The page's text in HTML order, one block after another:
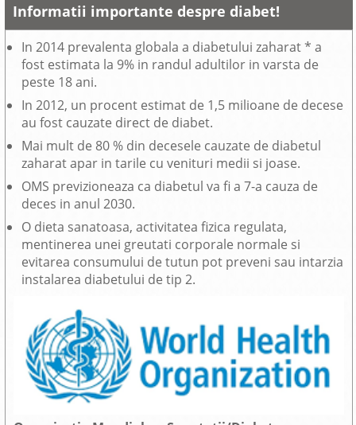
Informatii importante despre diabet!
In 2014 prevalenta globala a diabetului zaharat * a
fost estimata la 9% in randul adultilor in varsta de
peste 18 ani.
In 2012, un procent estimat de 1,5 milioane de decese
au fost cauzate direct de diabet.
Mai mult de 80 % din decesele cauzate de diabetul
zaharat apar in tarile cu venituri medii si joase.
OMS previzioneaza ca diabetul va fi a 7-a cauza de
deces in anul 2030.
O dieta sanatoasa, activitatea fizica regulata,
mentinerea unei greutati corporale normale si
evitarea consumului de tutun pot preveni sau intarzia
instalarea diabetului de tip 2.